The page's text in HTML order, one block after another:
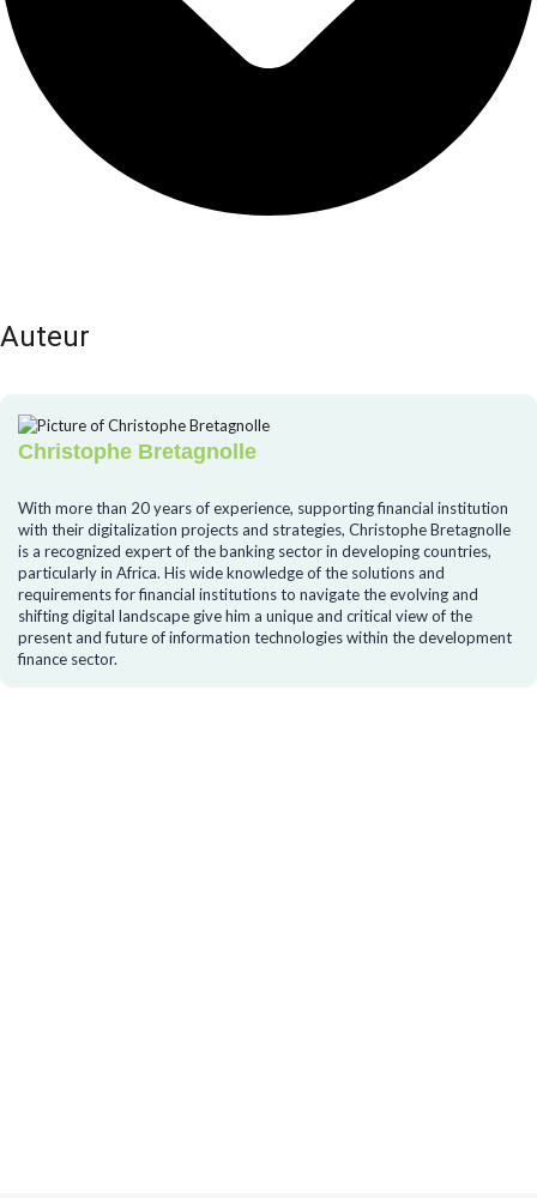
Auteur
Christophe Bretagnolle
With more than 20 years of experience, supporting financial institution
with their digitalization projects and strategies, Christophe Bretagnolle
is a recognized expert of the banking sector in developing countries,
particularly in Africa. His wide knowledge of the solutions and
requirements for financial institutions to navigate the evolving and
shifting digital landscape give him a unique and critical view of the
present and future of information technologies within the development
finance sector.